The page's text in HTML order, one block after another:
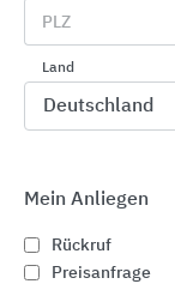
Elektronische
Salto Systems
PLZ
Land
Mein Anliegen
Rückruf
Preisanfrage